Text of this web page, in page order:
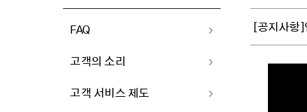
FAQ
고객의 소리
고객 서비스 제도
[공지사항]